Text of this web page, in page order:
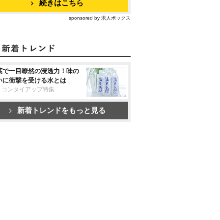
続きはこちら
sponsored by 求人ボックス
で一目瞭然の浸透力！味の
に衝撃を受ける水とは
コンタイアップ特集
新着トレンドをもっと見る